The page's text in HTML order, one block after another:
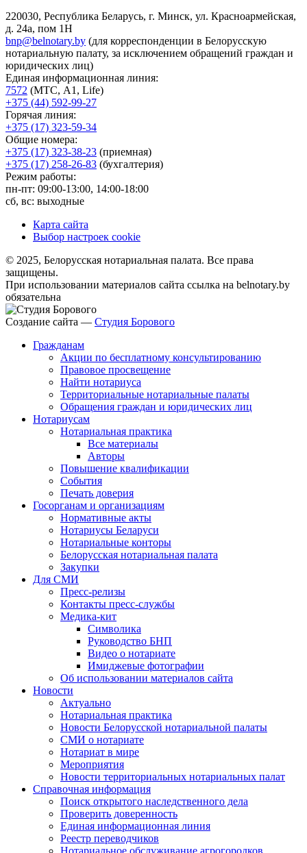
220030, Республика Беларусь, г. Минск, ул. Красноармейская,
д. 24а, пом 1Н
bnp@belnotary.by (для корреспонденции в Белорусскую
нотариальную палату, за исключением обращений граждан и
юридических лиц)
Единая информационная линия:
7572 (МТС, A1, Life)
+375 (44) 592-99-27
Горячая линия:
+375 (17) 323-59-34
Общие номера:
+375 (17) 323-38-23 (приемная)
+375 (17) 258-26-83 (бухгалтерия)
Режим работы:
пн-пт: 09:00-13:00, 14:00-18:00
сб, вс: выходные
Карта сайта
Выбор настроек cookie
© 2025, Белорусская нотариальная палата. Все права
защищены.
При использовании материалов сайта ссылка на belnotary.by
обязательна
Создание сайта — Студия Борового
Гражданам
Акции по бесплатному консультированию
Правовое просвещение
Найти нотариуса
Территориальные нотариальные палаты
Обращения граждан и юридических лиц
Нотариусам
Нотариальная практика
Все материалы
Авторы
Повышение квалификации
События
Печать доверия
Госорганам и организациям
Нормативные акты
Нотариусы Беларуси
Нотариальные конторы
Белорусская нотариальная палата
Закупки
Для СМИ
Пресс-релизы
Контакты пресс-службы
Медика-кит
Символика
Руководство БНП
Видео о нотариате
Имиджевые фотографии
Об использовании материалов сайта
Новости
Актуально
Нотариальная практика
Новости Белорусской нотариальной палаты
СМИ о нотариате
Нотариат в мире
Мероприятия
Новости территориальных нотариальных палат
Справочная информация
Поиск открытого наследственного дела
Проверить доверенность
Единая информационная линия
Реестр переводчиков